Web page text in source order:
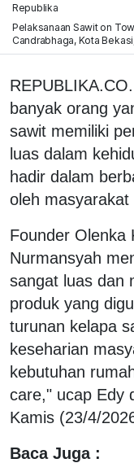
Republika
Pelaksanaan Sawit on
Candrabhaga, Kota
banyak orang
sawit memiliki
luas dalam
hadir dalam
oleh
Founder Olenka
Nurmansyah
sangat luas dan
produk yang
turunan kelapa
keseharian
kebutuhan
care," ucap Edy
Kamis (23/4/
Baca Juga :